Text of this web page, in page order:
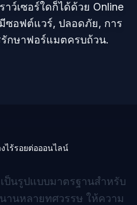
าว์เซอร์ใดก็ได้ด้วย Online
ซอฟต์แวร์, ปลอดภัย, การ
รักษาฟอร์แมตครบถ้วน.
ไร้รอยต่อออนไลน์
ป็นรูปแบบมาตรฐานสำหรับ
านหลายทศวรรษ ให้ความ